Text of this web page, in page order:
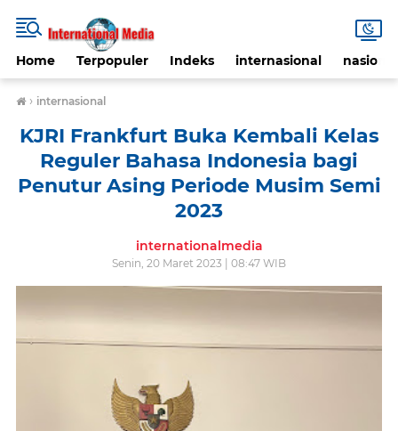
Home Terpopuler Indeks internasional nasional
› internasional
KJRI Frankfurt Buka Kembali Kelas
Reguler Bahasa Indonesia bagi
Penutur Asing Periode Musim Semi
2023
internationalmedia
Senin, 20 Maret 2023 | 08:47 WIB